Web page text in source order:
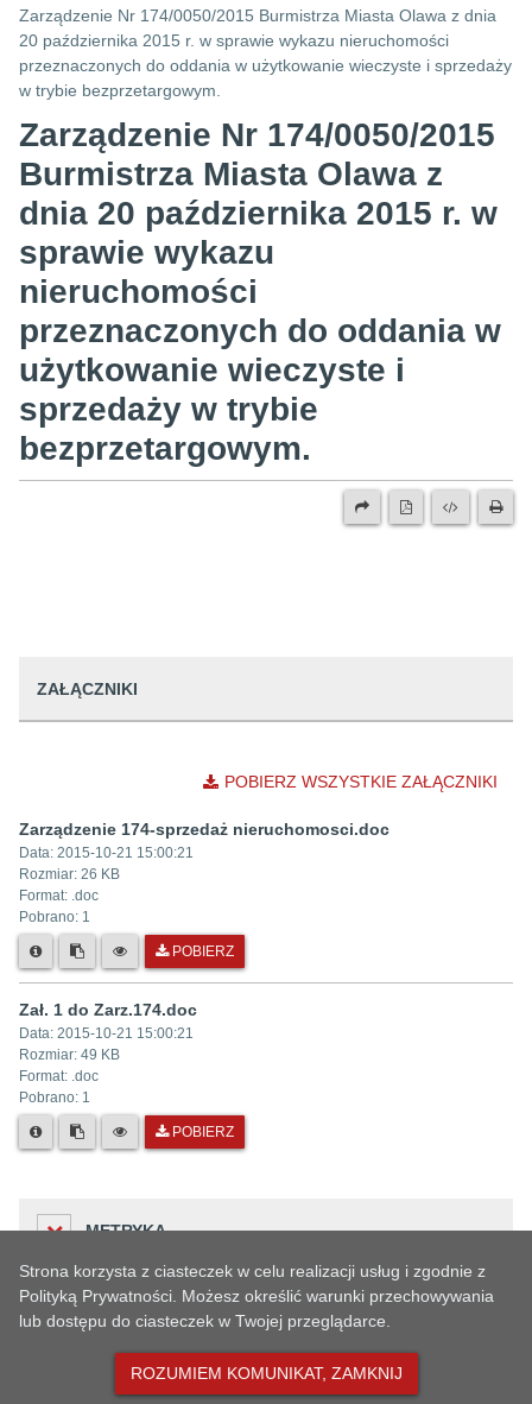
Zarządzenie Nr 174/0050/2015 Burmistrza Miasta Olawa z dnia
20 października 2015 r. w sprawie wykazu nieruchomości
przeznaczonych do oddania w użytkowanie wieczyste i sprzedaży
w trybie bezprzetargowym.
Zarządzenie Nr 174/0050/2015
Burmistrza Miasta Olawa z
dnia 20 października 2015 r. w
sprawie wykazu
nieruchomości
przeznaczonych do oddania w
użytkowanie wieczyste i
sprzedaży w trybie
bezprzetargowym.
ZAŁĄCZNIKI
POBIERZ WSZYSTKIE ZAŁĄCZNIKI
Zarządzenie 174-sprzedaż nieruchomosci.doc
Data: 2015-10-21 15:00:21
Rozmiar: 26 KB
Format: .doc
Pobrano: 1
POBIERZ
Zał. 1 do Zarz.174.doc
Data: 2015-10-21 15:00:21
Rozmiar: 49 KB
Format: .doc
Pobrano: 1
POBIERZ
METRYKA
Liczba odwiedzin
Podmiot udostępniający informację
Strona korzysta z ciasteczek w celu realizacji usług i zgodnie z
Polityką Prywatności. Możesz określić warunki przechowywania
lub dostępu do ciasteczek w Twojej przeglądarce.
ROZUMIEM KOMUNIKAT, ZAMKNIJ